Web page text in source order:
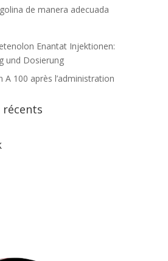
de manera adecuada
Enantat Injektionen:
und Dosierung
100 après l’administration
récents